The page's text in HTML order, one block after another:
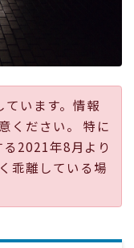
ています。情報
ください。 特に
2021年8月より
乖離している場